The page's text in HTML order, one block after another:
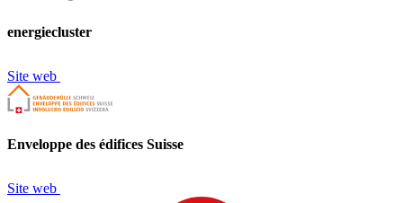
energiecluster
Site web
Enveloppe des édifices Suisse
Site web